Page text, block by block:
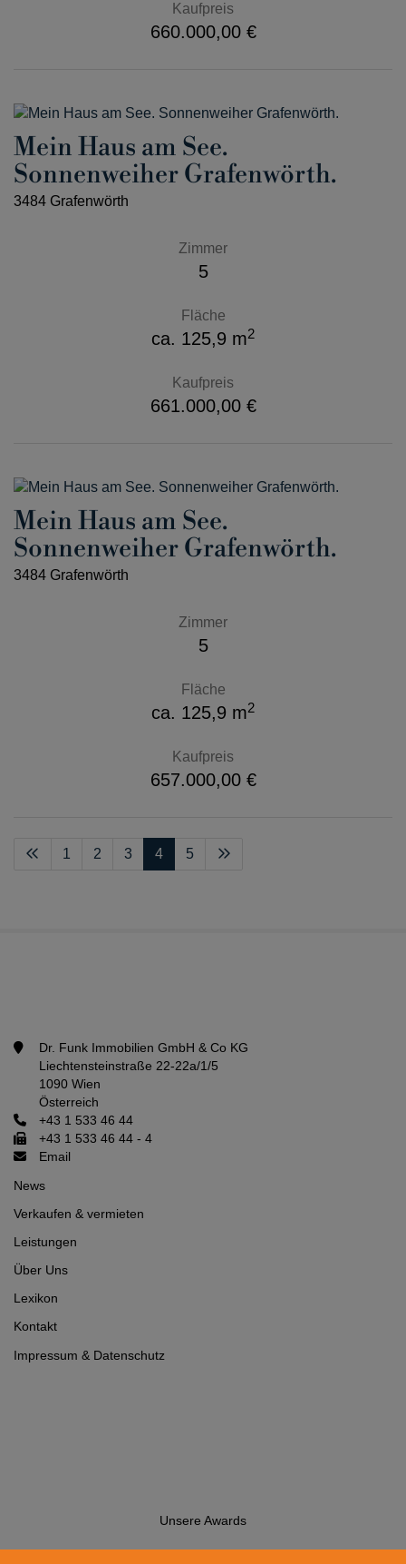
Kaufpreis
660.000,00 €
Mein Haus am See.
Sonnenweiher Grafenwörth.
3484 Grafenwörth
Zimmer
5
Fläche
ca. 125,9 m2
Kaufpreis
661.000,00 €
Mein Haus am See.
Sonnenweiher Grafenwörth.
3484 Grafenwörth
Zimmer
5
Fläche
ca. 125,9 m2
Kaufpreis
657.000,00 €
1 2 3 4 5
Dr. Funk Immobilien GmbH & Co KG
Liechtensteinstraße 22-22a/1/5
1090 Wien
Österreich
+43 1 533 46 44
+43 1 533 46 44 - 4
Email
News
Verkaufen & vermieten
Leistungen
Über Uns
Lexikon
Kontakt
Impressum & Datenschutz
Unsere Awards